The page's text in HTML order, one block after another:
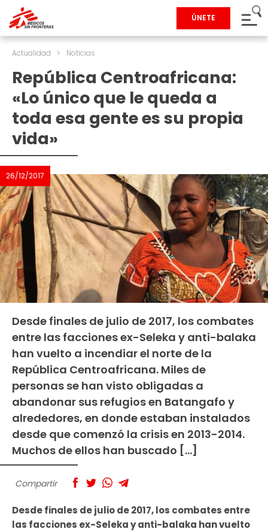
ÚNETE
Actualidad > Noticias
República Centroafricana:
«Lo único que le queda a
toda esa gente es su propia
vida»
26/12/2017
Desde finales de julio de 2017, los combates
entre las facciones ex-Seleka y anti-balaka
han vuelto a incendiar el norte de la
República Centroafricana. Miles de
personas se han visto obligadas a
abandonar sus refugios en Batangafo y
alrededores, en donde estaban instalados
desde que comenzó la crisis en 2013-2014.
Muchos de ellos han buscado […]
Compartir
Desde finales de julio de 2017, los combates entre
las facciones ex-Seleka y anti-balaka han vuelto